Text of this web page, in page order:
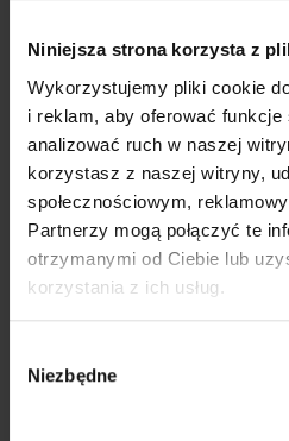
Niniejsza strona korzysta z
Wykorzystujemy pliki cookie
i reklam, aby oferować funkcje
analizować ruch w naszej
korzystasz z naszej witryny,
społecznościowym,
Partnerzy mogą połączyć te
otrzymanymi od Ciebie lub
korzystania z ich usług.
zgody
Niezbędne
Inne produkty